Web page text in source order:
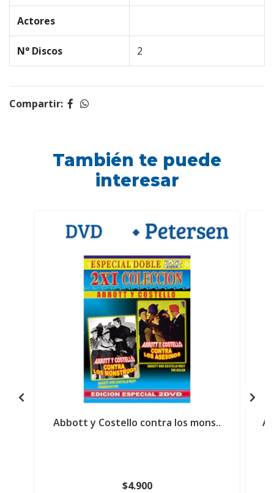
Actores
N° Discos 2
Compartir:
También te puede
interesar
Abbott y Costello contra los mons..
$4.900